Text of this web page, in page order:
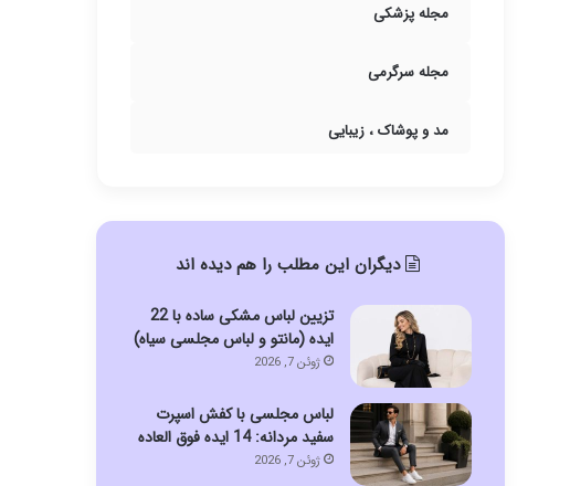
مجله پزشکی
مجله سرگرمی
مد و پوشاک ، زیبایی
دیگران این مطلب را هم دیده اند
تزیین لباس مشکی ساده با 22
ایده (مانتو و لباس مجلسی سیاه)
ژوئن 7, 2026
لباس مجلسی با کفش اسپرت
سفید مردانه: 14 ایده فوق العاده
ژوئن 7, 2026